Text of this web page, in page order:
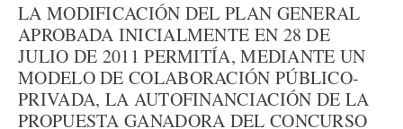
LA MODIFICACIÓN DEL PLAN GENERAL
APROBADA INICIALMENTE EN 28 DE
JULIO DE 2011 PERMITÍA, MEDIANTE UN
MODELO DE COLABORACIÓN PÚBLICO-
PRIVADA, LA AUTOFINANCIACIÓN DE LA
PROPUESTA GANADORA DEL CONCURSO